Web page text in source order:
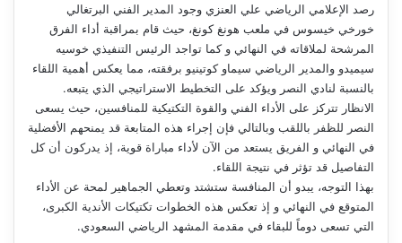
رصد الإعلامي الرياضي علي العنزي وجود المدير الفني البرتغالي
خورخي خيسوس في ملعب هونغ كونغ، حيث قام بمراقبة أداء الفرق
المرشحة لملاقاته في النهائي و كما تواجد الرئيس التنفيذي خوسيه
سيميدو والمدير الرياضي سيماو كوتينيو برفقته، مما يعكس أهمية اللقاء
بالنسبة لنادي النصر ويؤكد على التخطيط الاستراتيجي الذي يتبعه.
الانظار تتركز على الأداء الفني والقوة التكتيكية للمنافسين، حيث يسعى
النصر للظفر باللقب وبالتالي فإن إجراء هذه المتابعة قد يمنحهم الأفضلية
في النهائي و الفريق يستعد من الآن لأداء مباراة قوية، إذ يدركون أن كل
التفاصيل قد تؤثر في نتيجة اللقاء.
بهذا التوجه، يبدو أن المنافسة ستشتد وتعطي الجماهير لمحة عن الأداء
المتوقع في النهائي و إذ تعكس هذه الخطوات تكتيكات الأندية الكبرى،
التي تسعى دوماً للبقاء في مقدمة المشهد الرياضي السعودي.